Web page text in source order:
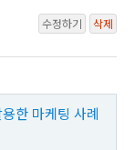
수정하기 삭제
한 마케팅 사례